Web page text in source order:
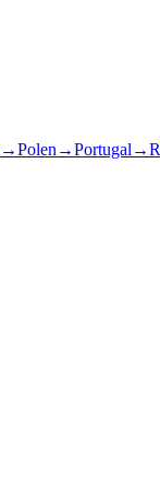
→Polen →Portugal →